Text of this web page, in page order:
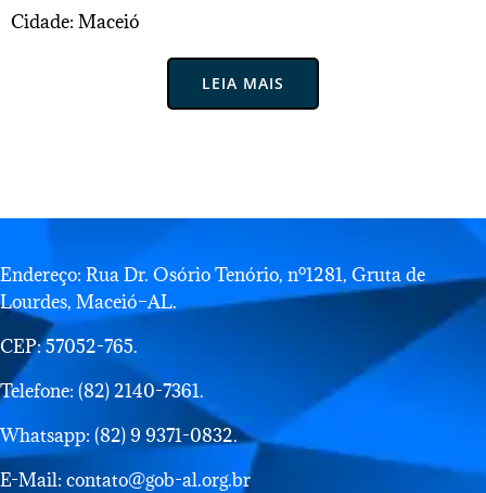
Cidade: Maceió
LEIA MAIS
Endereço: Rua Dr. Osório Tenório, nº1281, Gruta de
Lourdes, Maceió–AL.
CEP: 57052-765.
Telefone: (82) 2140-7361.
Whatsapp: (82) 9 9371-0832.
E-Mail: contato@gob-al.org.br